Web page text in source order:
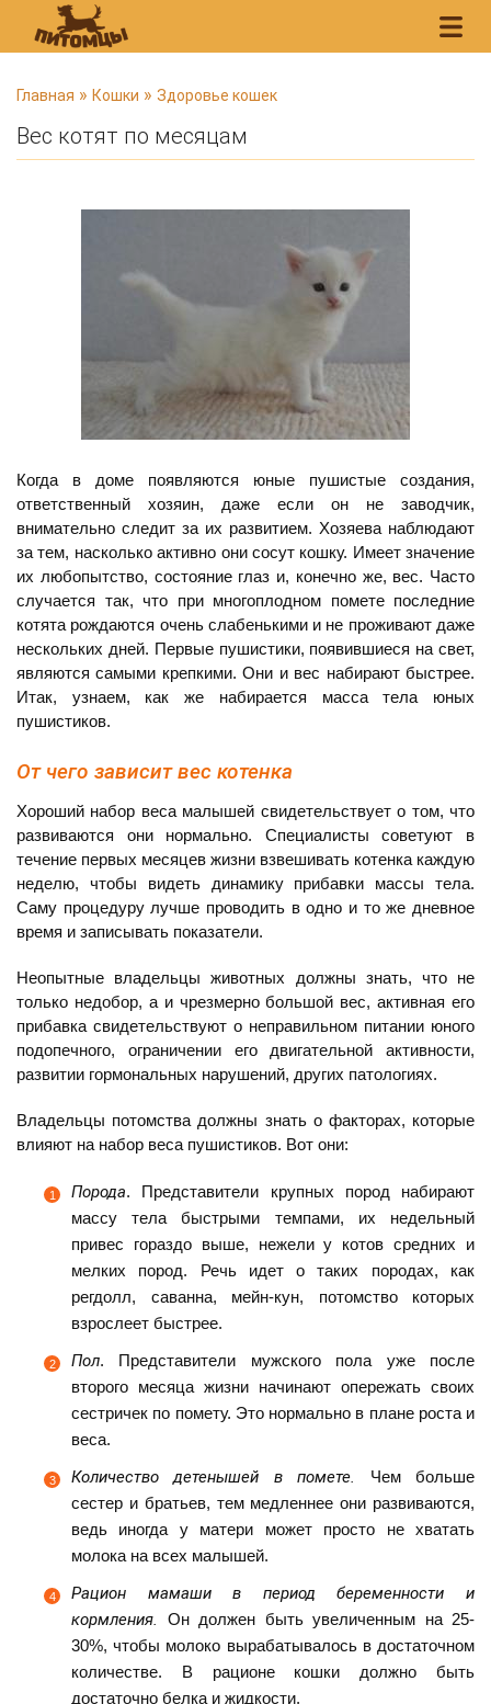
В
ы
з
Главная » Кошки » Здоровье кошек
Вес котят по месяцам
Когда в доме появляются юные пушистые создания,
ответственный хозяин, даже если он не заводчик,
внимательно следит за их развитием. Хозяева наблюдают
за тем, насколько активно они сосут кошку. Имеет значение
их любопытство, состояние глаз и, конечно же, вес. Часто
случается так, что при многоплодном помете последние
котята рождаются очень слабенькими и не проживают даже
нескольких дней. Первые пушистики, появившиеся на свет,
являются самыми крепкими. Они и вес набирают быстрее.
Итак, узнаем, как же набирается масса тела юных
пушистиков.
От чего зависит вес котенка
Хороший набор веса малышей свидетельствует о том, что
развиваются они нормально. Специалисты советуют в
течение первых месяцев жизни взвешивать котенка каждую
неделю, чтобы видеть динамику прибавки массы тела.
Саму процедуру лучше проводить в одно и то же дневное
время и записывать показатели.
Неопытные владельцы животных должны знать, что не
только недобор, а и чрезмерно большой вес, активная его
прибавка свидетельствуют о неправильном питании юного
подопечного, ограничении его двигательной активности,
развитии гормональных нарушений, других патологиях.
Владельцы потомства должны знать о факторах, которые
влияют на набор веса пушистиков. Вот они:
Порода. Представители крупных пород набирают
массу тела быстрыми темпами, их недельный
привес гораздо выше, нежели у котов средних и
мелких пород. Речь идет о таких породах, как
регдолл, саванна, мейн-кун, потомство которых
взрослеет быстрее.
Пол. Представители мужского пола уже после
второго месяца жизни начинают опережать своих
сестричек по помету. Это нормально в плане роста и
веса.
Количество детенышей в помете.
Чем больше
сестер и братьев, тем медленнее они развиваются,
ведь иногда у матери может просто не хватать
молока на всех малышей.
Рацион мамаши в период беременности и
кормления. Он должен быть увеличенным на 25-
30%, чтобы молоко вырабатывалось в достаточном
количестве. В рационе кошки должно быть
достаточно белка и жидкости.